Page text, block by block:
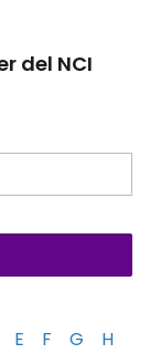
del NCI
E F G
H